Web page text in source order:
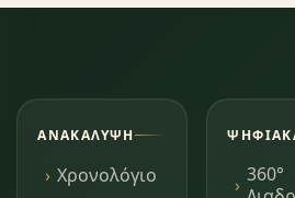
ΑΝΑΚΆΛΥΨΗ
Χρονολόγιο
360°